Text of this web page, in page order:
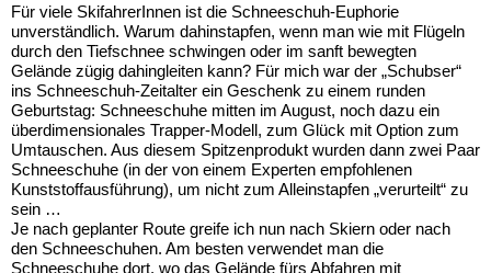
Für viele SkifahrerInnen ist die Schneeschuh-Euphorie
unverständlich. Warum dahinstapfen, wenn man wie mit Flügeln
durch den Tiefschnee schwingen oder im sanft bewegten
Gelände zügig dahingleiten kann? Für mich war der „Schubser“
ins Schneeschuh-Zeitalter ein Geschenk zu einem runden
Geburtstag: Schneeschuhe mitten im August, noch dazu ein
überdimensionales Trapper-Modell, zum Glück mit Option zum
Umtauschen. Aus diesem Spitzenprodukt wurden dann zwei Paar
Schneeschuhe (in der von einem Experten empfohlenen
Kunststoffausführung), um nicht zum Alleinstapfen „verurteilt“ zu
sein …
Je nach geplanter Route greife ich nun nach Skiern oder nach
den Schneeschuhen. Am besten verwendet man die
Schneeschuhe dort, wo das Gelände fürs Abfahren mit